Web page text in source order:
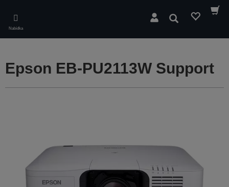
main
content
Nabídka
Hledat
Epson EB-PU2113W Support